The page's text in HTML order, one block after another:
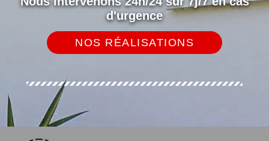
d'urgence
NOS RÉALISATIONS